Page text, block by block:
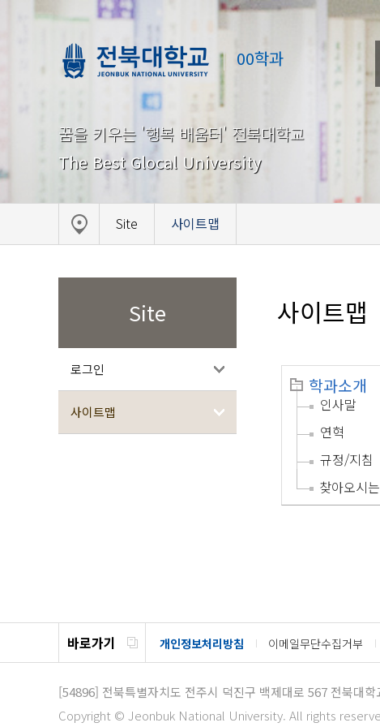
00학과
꿈을 키우는 '행복 배움터' 전북대학교
The Best Glocal University
Site 사이트맵
Site
로그인
사이트맵
사이트맵
학과소개
인사말
연혁
규정/지침
찾아오시
바로가기 개인정보처리방침 이메일무단수집거부
[54896] 전북특별자치도 전주시 덕진구 백제대로 567 전북대학
Copyright © Jeonbuk National University. All rights